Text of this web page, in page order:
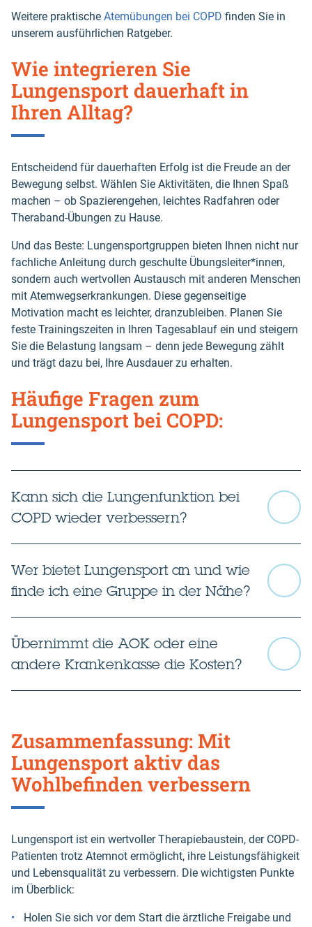
Weitere praktische Atemübungen bei COPD finden Sie in
unserem ausführlichen Ratgeber.
Wie integrieren Sie
Lungensport dauerhaft in
Ihren Alltag?
Entscheidend für dauerhaften Erfolg ist die Freude an der
Bewegung selbst. Wählen Sie Aktivitäten, die Ihnen Spaß
machen – ob Spazierengehen, leichtes Radfahren oder
Theraband-Übungen zu Hause.
Und das Beste: Lungensportgruppen bieten Ihnen nicht nur
fachliche Anleitung durch geschulte Übungsleiter*innen,
sondern auch wertvollen Austausch mit anderen Menschen
mit Atemwegserkrankungen. Diese gegenseitige
Motivation macht es leichter, dranzubleiben. Planen Sie
feste Trainingszeiten in Ihren Tagesablauf ein und steigern
Sie die Belastung langsam – denn jede Bewegung zählt
und trägt dazu bei, Ihre Ausdauer zu erhalten.
Häufige Fragen zum
Lungensport bei COPD:
Kann sich die Lungenfunktion bei
COPD wieder verbessern?
Wer bietet Lungensport an und wie
finde ich eine Gruppe in der Nähe?
Übernimmt die AOK oder eine
andere Krankenkasse die Kosten?
Zusammenfassung: Mit
Lungensport aktiv das
Wohlbefinden verbessern
Lungensport ist ein wertvoller Therapiebaustein, der COPD-
Patienten trotz Atemnot ermöglicht, ihre Leistungsfähigkeit
und Lebensqualität zu verbessern. Die wichtigsten Punkte
im Überblick:
Holen Sie sich vor dem Start die ärztliche Freigabe und